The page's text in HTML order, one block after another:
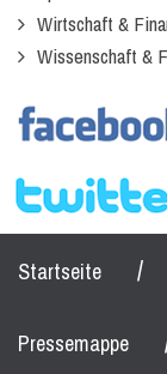
Wirtschaft &
Wissenschaft &
Startseite /
Pressemappe